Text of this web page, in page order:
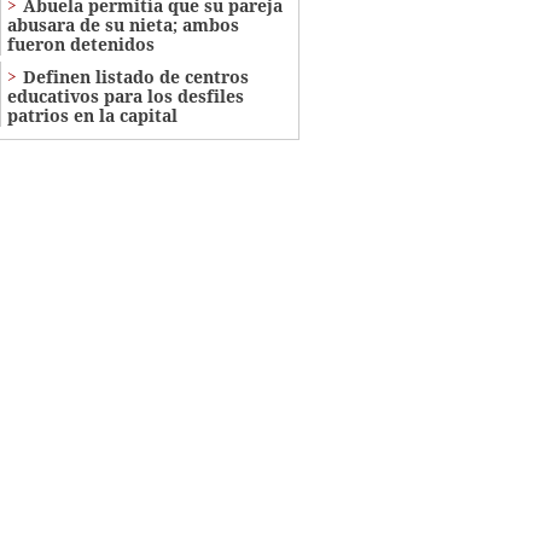
Abuela permitía que su pareja
abusara de su nieta; ambos
fueron detenidos
Definen listado de centros
educativos para los desfiles
patrios en la capital